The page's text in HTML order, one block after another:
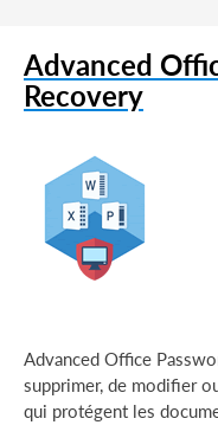
Advanced
Recovery
Advanced Office
supprimer, de modifier
qui protégent les